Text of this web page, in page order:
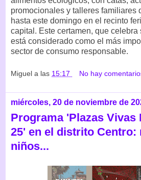
promocionales y talleres familiares
hasta este domingo en el recinto
capital. Este certamen, que celebra
está considerado como el más
sector de consumo responsable.
Miguel a las 15:17 No hay
miércoles, 20 de noviembre de
Programa 'Plazas Vivas
25' en el distrito Centro:
niños...